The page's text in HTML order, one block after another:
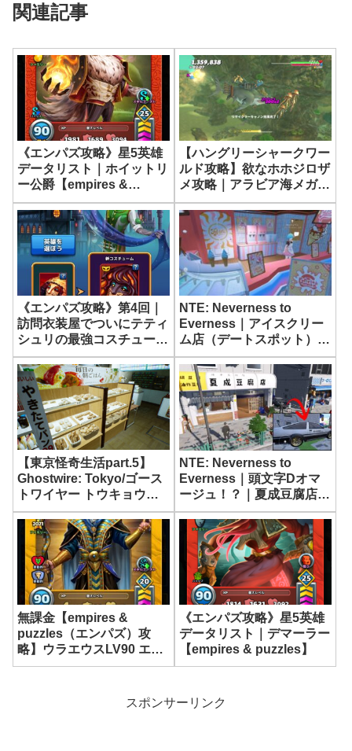
関連記事
《エンパズ攻略》星5英雄
データリスト｜ホイットリ
ー公爵【empires &
puzzles】
【ハングリーシャークワー
ルド攻略】欲なホホジロザ
メ攻略｜アラビア海メガロ
ドンミッション
《エンパズ攻略》第4回｜
訪問衣装屋でついにテティ
シュリの最強コスチューム
が解禁！【empires &
puzzles】
NTE: Neverness to
Everness｜アイスクリー
ム店（デートスポット）
【ネバエバ】
【東京怪奇生活part.5】
Ghostwire: Tokyo/ゴース
トワイヤー トウキョウ
【東京コンビニめぐり/デ
イリーニンジャ】
NTE: Neverness to
Everness｜頭文字Dオマ
ージュ！？｜夏成豆腐店
【ネバエバ】
無課金【empires &
puzzles（エンパズ）攻
略】ウラエウスLV90 エー
テルパワー《スキルブース
《エンパズ攻略》星5英雄
データリスト｜デマーラー
【empires & puzzles】
スポンサーリンク